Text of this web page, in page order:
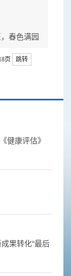
春色满园
页 跳转
健康评估》
果转化“最后